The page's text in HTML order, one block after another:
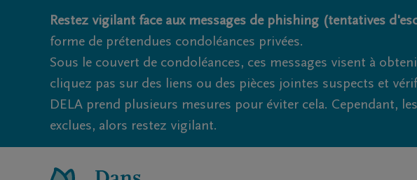
Restez vigilant face aux messages de phishing (tentatives
forme de prétendues condoléances privées.
Sous le couvert de condoléances, ces messages visent à
cliquez pas sur des liens ou des pièces jointes suspects et
DELA prend plusieurs mesures pour éviter cela. Cependant,
exclues, alors restez vigilant.